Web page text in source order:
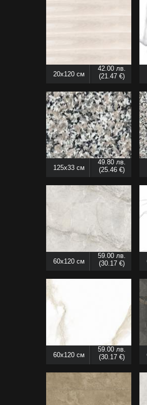
20x120 см
42.00 лв.
(21.47 €)
125x33 см
49.80 лв.
(25.46 €)
60x120 см
59.00 лв.
(30.17 €)
60x120 см
59.00 лв.
(30.17 €)